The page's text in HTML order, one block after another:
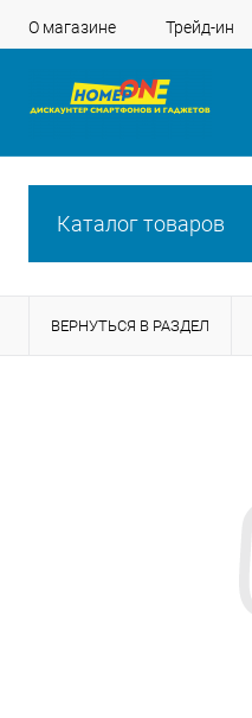
О магазине Трейд-ин
Каталог товаров
ВЕРНУТЬСЯ В РАЗДЕЛ